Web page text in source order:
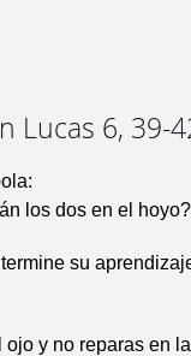
Lucas 6, 39-
los dos en el hoyo?
su
y no reparas en